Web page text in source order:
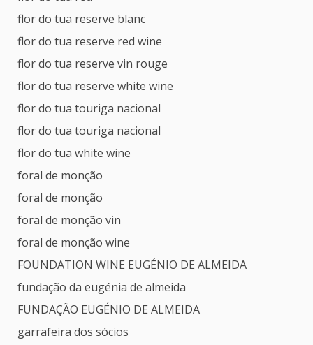
flor do tua reserve blanc
flor do tua reserve red wine
flor do tua reserve vin rouge
flor do tua reserve white wine
flor do tua touriga nacional
flor do tua touriga nacional
flor do tua white wine
foral de monção
foral de monção
foral de monção vin
foral de monção wine
FOUNDATION WINE EUGÉNIO DE ALMEIDA
fundação da eugénia de almeida
FUNDAÇÃO EUGÉNIO DE ALMEIDA
garrafeira dos sócios